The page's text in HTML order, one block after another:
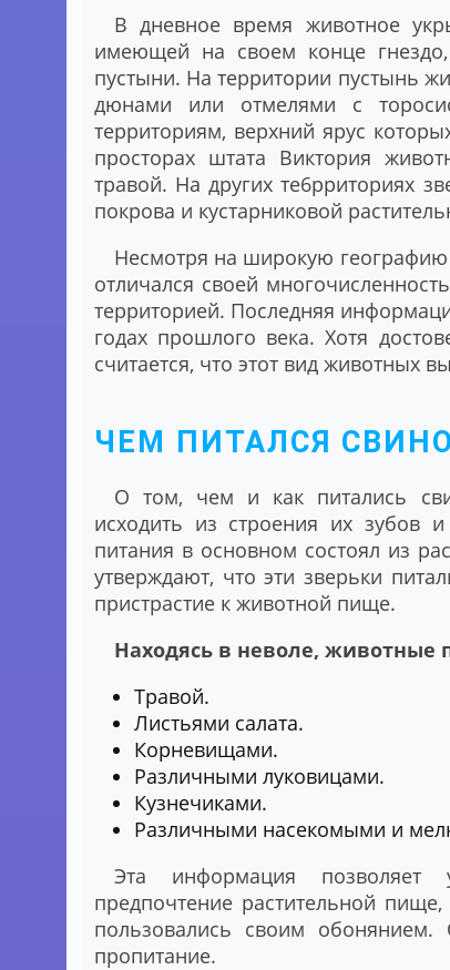
В дневное время животное
имеющей на своем конце
пустыни. На территории пустынь
дюнами или отмелями с
территориям, верхний ярус
просторах штата Виктория
травой. На других те6рриториях
покрова и кустарниковой
Несмотря на широкую географию
отличался своей
территорией. Последняя
годах прошлого века. Хотя
считается, что этот вид животных
ЧЕМ ПИТАЛСЯ
О том, чем и как питались
исходить из строения их зубов
питания в основном состоял из
утверждают, что эти зверьки
пристрастие к животной пище.
Находясь в неволе, животные
Травой.
Листьями салата.
Корневищами.
Различными луковицами.
Кузнечиками.
Различными насекомыми и
Эта информация позволяет
предпочтение растительной
пользовались своим
пропитание.